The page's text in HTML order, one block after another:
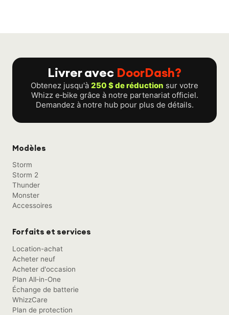
Livrer avec DoorDash?
Obtenez jusqu'à 250 $ de réduction sur votre
Whizz e‑bike grâce à notre partenariat officiel.
Demandez à notre hub pour plus de détails.
Modèles
Storm
Storm 2
Thunder
Monster
Accessoires
Forfaits et services
Location-achat
Acheter neuf
Acheter d'occasion
Plan All‑in-One
Échange de batterie
WhizzCare
Plan de protection